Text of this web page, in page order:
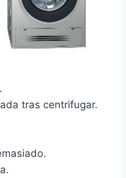
tras centrifugar.